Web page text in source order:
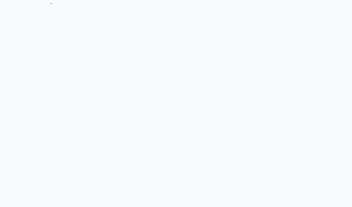
reservados